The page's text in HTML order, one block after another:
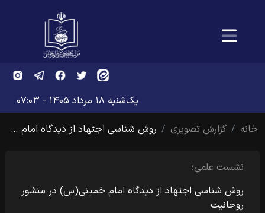
یک‌شنبه ۱۸ مرداد ۱۴۰۵ - ۰۷:۰۳
خانه
گزارش تصویری روش شناسی اجتهاد از دیدگاه امام …
نشست علمی؛
روش شناسی اجتهاد از دیدگاه امام خمینی(س) در منشور
روحانیت